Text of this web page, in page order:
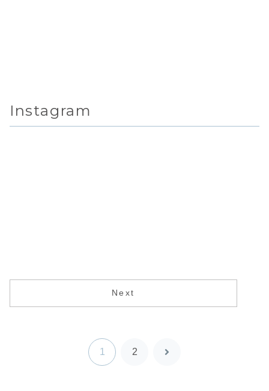
Instagram
Next
1 2
次